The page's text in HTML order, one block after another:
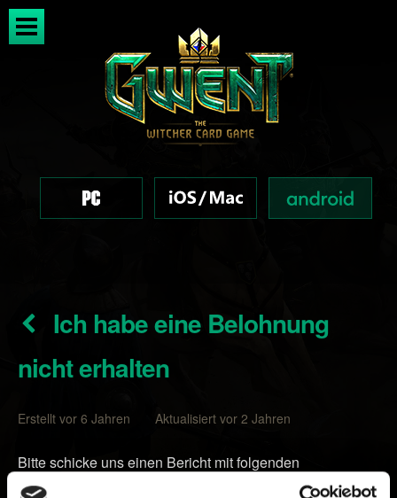
Ich habe eine Belohnung
nicht erhalten
Erstellt vor 6 Jahren Aktualisiert vor 2 Jahren
Bitte schicke uns einen Bericht mit folgenden
Informationen: